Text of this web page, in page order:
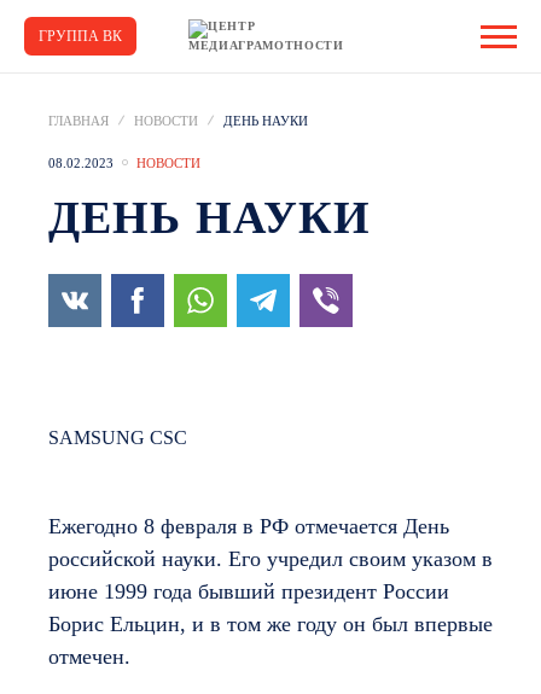
ГРУППА ВК
ГЛАВНАЯ НОВОСТИ ДЕНЬ НАУКИ
08.02.2023 НОВОСТИ
ДЕНЬ НАУКИ
SAMSUNG CSC
Ежегодно 8 февраля в РФ отмечается День
российской науки. Его учредил своим указом в
июне 1999 года бывший президент России
Борис Ельцин, и в том же году он был впервые
отмечен.